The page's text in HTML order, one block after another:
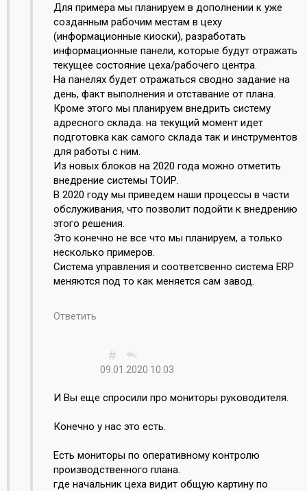
Для примера мы планируем в дополнении к уже
созданным рабочим местам в цеху
(информационные киоски), разработать
информационные панели, которые будут отражать
текущее состояние цеха/рабочего центра.
На панелях будет отражаться сводно задание на
день, факт выполнения и отставание от плана.
Кроме этого мы планируем внедрить систему
адресного склада. на текущий момент идет
подготовка как самого склада так и инструментов
для работы с ним.
Из новых блоков на 2020 года можно отметить
внедрение системы ТОИР.
В 2020 году мы приведем наши процессы в части
обслуживания, что позволит подойти к внедрению
этого решения.
Это конечно не все что мы планируем, а только
несколько примеров.
Система управления и соответсвенно система ERP
меняются под то как меняется сам завод.
Ответить
09.01.2020 10:03
И Вы еще спросили про мониторы руководителя.
Конечно у нас это есть.
Есть мониторы по оперативному контролю
производственного плана.
где начальник цеха видит общую картину по